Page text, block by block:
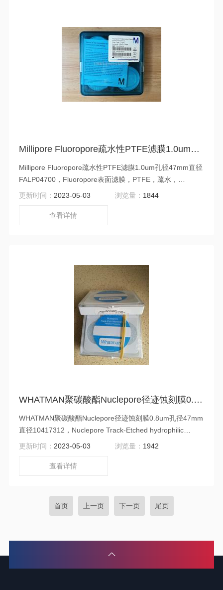
Millipore Fluoropore疏水性PTFE滤膜1.0um孔径47mm直径FALP0470
Millipore Fluoropore疏水性PTFE滤膜1.0um孔径47mm直径
FALP04700，Fluoropore表面滤膜，PTFE，疏水，
1.0um，47mm，白色，光面，100PK。
更新时间： 2023-05-03 浏览量： 1844
查看详情
WHATMAN聚碳酸酯Nuclepore径迹蚀刻膜0.8um孔径47mm直径10417312
WHATMAN聚碳酸酯Nuclepore径迹蚀刻膜0.8um孔径47mm
直径10417312，Nuclepore Track-Etched hydrophilic
membrane filters，100PK。
更新时间： 2023-05-03 浏览量： 1942
查看详情
首页 上一页 下一页 尾页